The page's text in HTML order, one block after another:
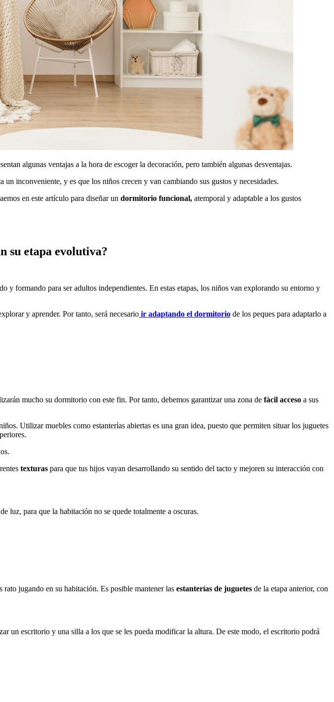
algunas ventajas a la hora de escoger la decoración, pero también algunas desventajas.
inconveniente, y es que los niños crecen y van cambiando sus gustos y necesidades.
en este artículo para diseñar un dormitorio funcional, atemporal y adaptable a los gustos
su etapa evolutiva?
y formando para ser adultos independientes. En estas etapas, los niños van explorando su entorno y
y aprender. Por tanto, será necesario ir adaptando el dormitorio de los peques para adaptarlo a
mucho su dormitorio con este fin. Por tanto, debemos garantizar una zona de fácil acceso a sus
Utilizar muebles como estanterías abiertas es una gran idea, puesto que permiten situar los juguetes
texturas para que tus hijos vayan desarrollando su sentido del tacto y mejoren su interacción con
luz, para que la habitación no se quede totalmente a oscuras.
rato jugando en su habitación. Es posible mantener las estanterías de juguetes de la etapa anterior, con
un escritorio y una silla a los que se les pueda modificar la altura. De este modo, el escritorio podrá